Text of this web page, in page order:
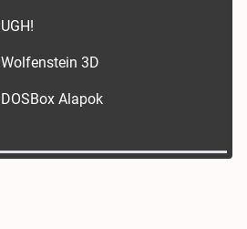
UGH!
Wolfenstein 3D
DOSBox Alapok